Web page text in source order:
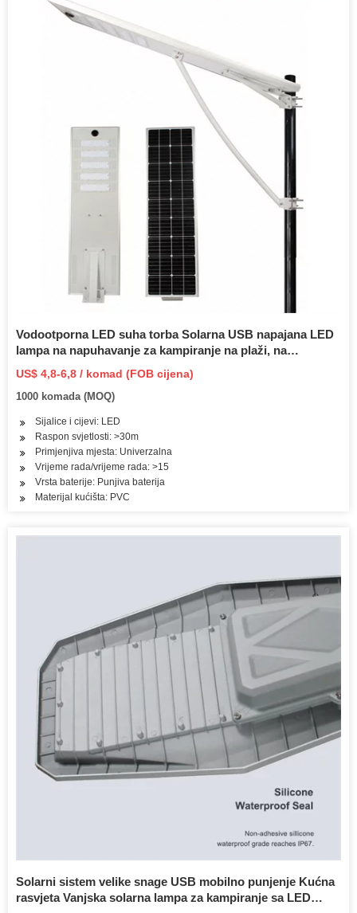
Vodootporna LED suha torba Solarna USB napajana LED
lampa na napuhavanje za kampiranje na plaži, na
otvorenom, unutrašnja dekoracija doma
US$ 4,8-6,8 / komad (FOB cijena)
1000 komada (MOQ)
Sijalice i cijevi: LED
Raspon svjetlosti: >30m
Primjenjiva mjesta: Univerzalna
Vrijeme rada/vrijeme rada: >15
Vrsta baterije: Punjiva baterija
Materijal kućišta: PVC
Solarni sistem velike snage USB mobilno punjenje Kućna
rasvjeta Vanjska solarna lampa za kampiranje sa LED